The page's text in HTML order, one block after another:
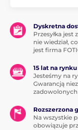
Dyskretna
Przesyłka
nie wiedział,
jest firma
15 lat na rynku
Jesteśmy na
Gwarancją
Rozszerzona
Na wszystkie
obowiązuje